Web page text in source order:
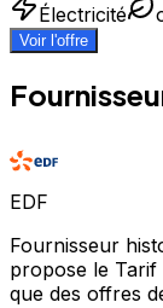
Électricité
Voir l'offre
EDF
Fournisseur
propose le Tarif
que des offres